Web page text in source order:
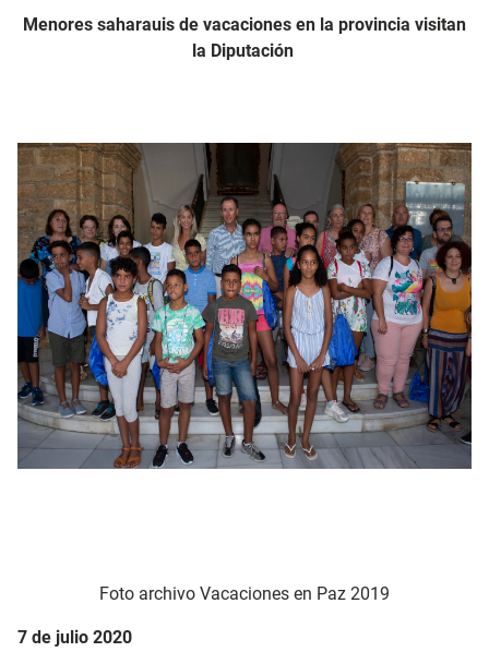
Menores saharauis de vacaciones en la provincia visitan
la Diputación
Foto archivo Vacaciones en Paz 2019
7 de julio 2020